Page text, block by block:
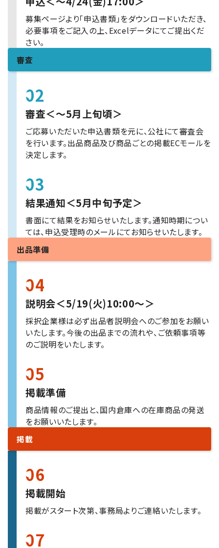
募集ページより「申込書類」をダウンロードいただき、
必要事項をご記入の上、Excelデータにてご提出くだ
さい。
審査
02
審査＜～5月上旬頃＞
ご応募いただいた申込書類を元に、公社にて審査会
を行います。出品商品及び商品ごとの掲載ECモールを
決定します。
03
結果通知＜5月中旬予定＞
書面にて結果をお知らせいたします。通知時期につい
ては、申込受理時のメールにてお知らせいたします。
出品準備
04
説明会＜5/19(火)10:00～＞
採択企業様は必ず出品者説明会へのご参加をお願い
いたします。今後の出品までの流れや、ご依頼事項等
のご説明をいたします。
05
掲載準備
商品情報のご提出と、国内倉庫への在庫商品の発送
をお願いいたします。
掲載
06
掲載開始
掲載がスタート次第、事務局よりご連絡いたします。
07